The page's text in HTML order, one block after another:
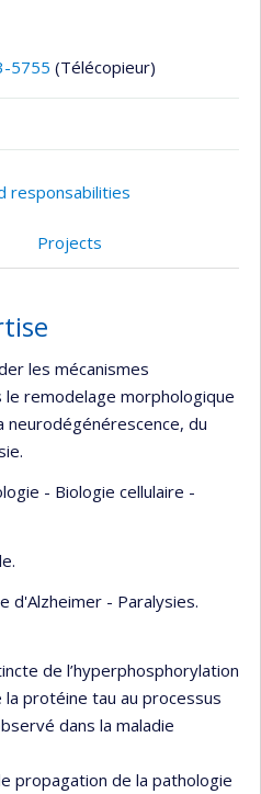
5755 (Télécopieur)
responsabilities
Projects
les mécanismes
le remodelage morphologique
neurodégénérescence, du
- Biologie cellulaire -
d'Alzheimer - Paralysies.
de l’hyperphosphorylation
protéine tau au processus
dans la maladie
propagation de la pathologie